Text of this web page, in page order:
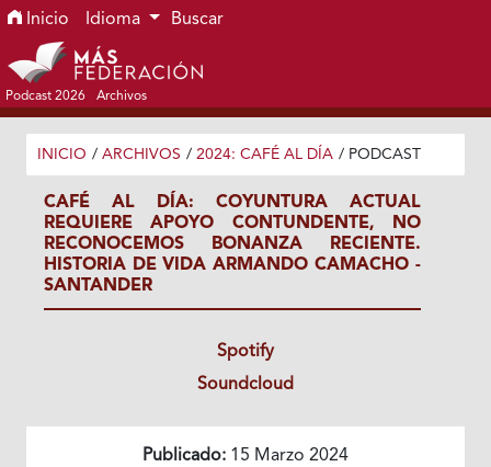
Ir al menú de navegación principal
Ir al contenido principal
Ir al pie de página del sitio
Inicio Idioma Buscar
Podcast 2026 Archivos
INICIO / ARCHIVOS / 2024: CAFÉ AL DÍA / PODCAST
CAFÉ AL DÍA: COYUNTURA ACTUAL
REQUIERE APOYO CONTUNDENTE, NO
RECONOCEMOS BONANZA RECIENTE.
HISTORIA DE VIDA ARMANDO CAMACHO -
SANTANDER
Spotify
Soundcloud
Publicado: 15 Marzo 2024